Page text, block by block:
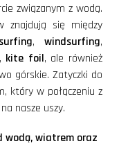
związanym z wodą.
znajdują się między
, windsurfing,
, kite foil, ale również
górskie. Zatyczki do
który w połączeniu z
nasze uszy.
wodą, wiatrem oraz